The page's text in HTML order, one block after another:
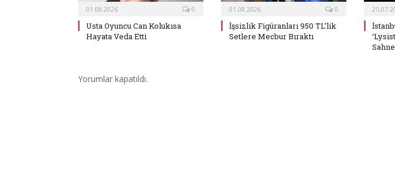
01.08.2026 0
Usta Oyuncu Can Kolukısa
Hayata Veda Etti
01.08.2026 0
İşsizlik Figüranları 950 TL’lik
Setlere Mecbur Bıraktı
Yorumlar kapatıldı.